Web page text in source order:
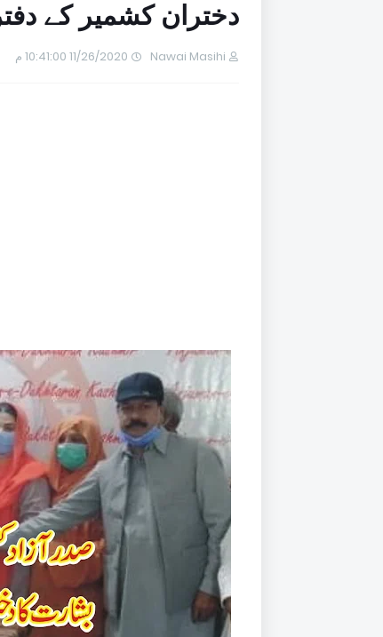
دختران کشمیر کے
Nawai Masihi 11/26/2020 10:41:00 م